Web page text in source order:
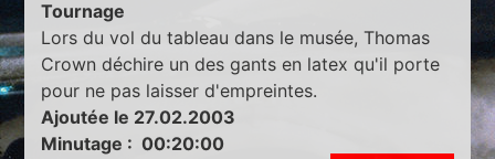
Tournage
Lors du vol du tableau dans le musée, Thomas
Crown déchire un des gants en latex qu'il porte
pour ne pas laisser d'empreintes.
Ajoutée le 27.02.2003
Minutage : 00:20:00